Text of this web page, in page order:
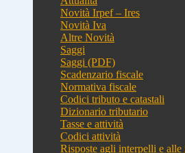
Novità Irpef – Ires
Novità Iva
Altre Novità
Saggi
Saggi (PDF)
Scadenzario fiscale
Normativa fiscale
Codici tributo e catastali
Dizionario tributario
Tasse e attività
Codici attività
Risposte agli interpelli e alle